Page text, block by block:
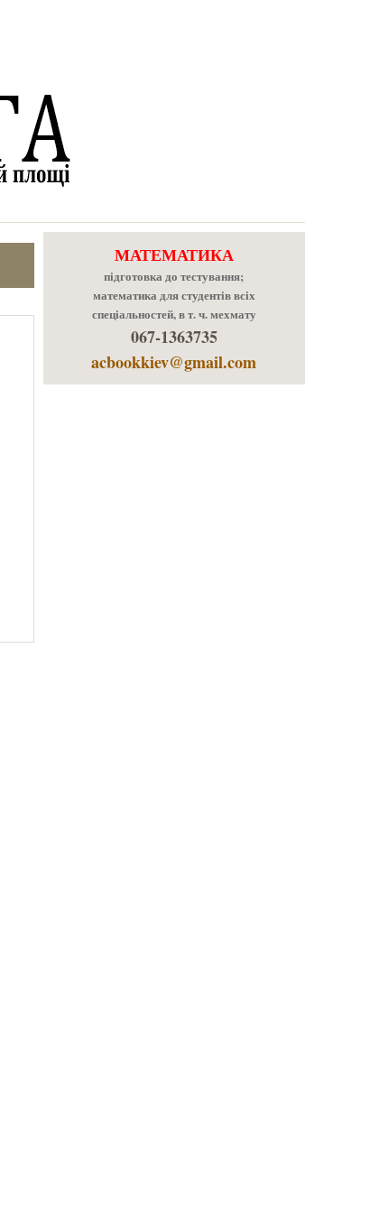
МАТЕМАТИКА
підготовка до тестування;
математика для студентів всіх
спеціальностей, в т. ч. мехмату
067-1363735
acbookkiev@gmail.com